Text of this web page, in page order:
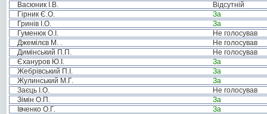
Васюник І.В.
Відсутній
Гірник Є.О.
За
Гринів І.О.
За
Гуменюк О.І.
Не голосував
Джемілєв М. .
Не голосував
Димінський П.П.
Не голосував
Єхануров Ю.І.
За
Жебрівський П.І.
За
Жулинський М.Г.
За
Заєць І.О.
Не голосував
Зімін О.П.
За
Івченко О.Г.
За